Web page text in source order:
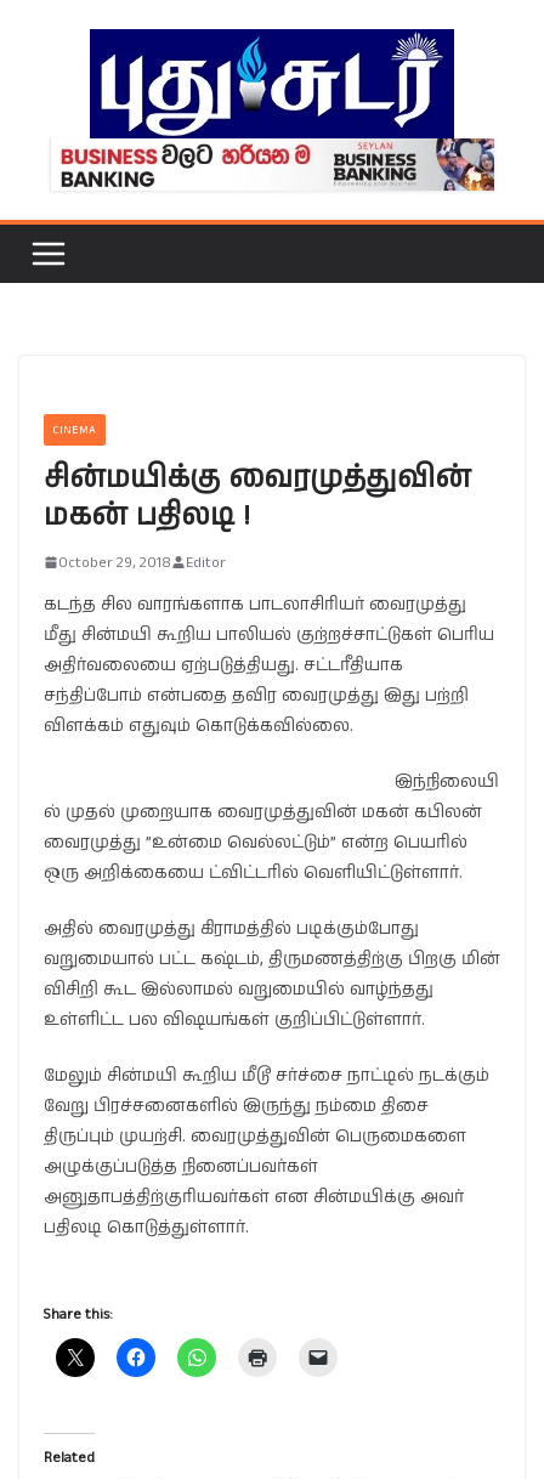
CINEMA
சின்மயிக்கு வைரமுத்துவின்
மகன் பதிலடி !
October 29, 2018 Editor
கடந்த சில வாரங்களாக பாடலாசிரியர் வைரமுத்து
மீது சின்மயி கூறிய பாலியல் குற்றச்சாட்டுகள் பெரிய
அதிர்வலையை ஏற்படுத்தியது. சட்டரீதியாக
சந்திப்போம் என்பதை தவிர வைரமுத்து இது பற்றி
விளக்கம் எதுவும் கொடுக்கவில்லை.
இந்நிலையி
ல் முதல் முறையாக வைரமுத்துவின் மகன் கபிலன்
வைரமுத்து ”உன்மை வெல்லட்டும்” என்ற பெயரில்
ஒரு அறிக்கையை ட்விட்டரில் வெளியிட்டுள்ளார்.
அதில் வைரமுத்து கிராமத்தில் படிக்கும்போது
வறுமையால் பட்ட கஷ்டம், திருமணத்திற்கு பிறகு மின்
விசிறி கூட இல்லாமல் வறுமையில் வாழ்ந்தது
உள்ளிட்ட பல விஷயங்கள் குறிப்பிட்டுள்ளார்.
மேலும் சின்மயி கூறிய மீடூ சர்ச்சை நாட்டில் நடக்கும்
வேறு பிரச்சனைகளில் இருந்து நம்மை திசை
திருப்பும் முயற்சி. வைரமுத்துவின் பெருமைகளை
அழுக்குப்படுத்த நினைப்பவர்கள்
அனுதாபத்திற்குரியவர்கள் என சின்மயிக்கு அவர்
பதிலடி கொடுத்துள்ளார்.
Share this:
Related